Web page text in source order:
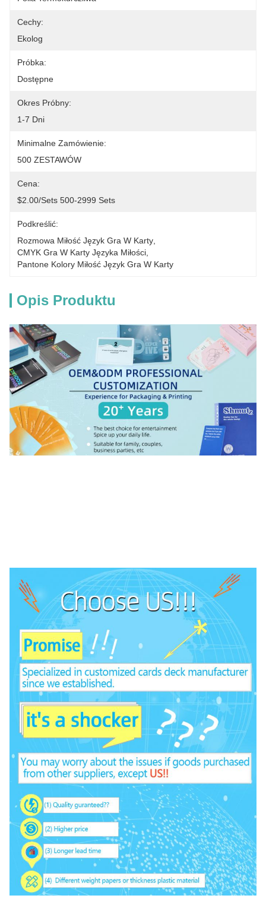
Cechy:
Ekolog
Próbka:
Dostępne
Okres Próbny:
1-7 Dni
Minimalne Zamówienie:
500 ZESTAWÓW
Cena:
$2.00/sets 500-2999 Sets
Podkreślić:
Rozmowa Miłość Język Gra W Karty
CMYK Gra W Karty Języka Miłości
Pantone Kolory Miłość Język Gra W Karty
Opis Produktu